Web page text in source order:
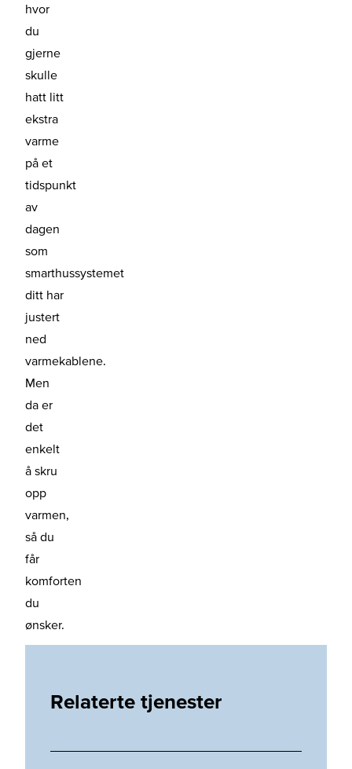
hvor
du
gjerne
skulle
hatt litt
ekstra
varme
på et
tidspunkt
av
dagen
som
smarthussystemet
ditt har
justert
ned
varmekablene.
Men
da er
det
enkelt
å skru
opp
varmen,
så du
får
komforten
du
ønsker.
Relaterte tjenester